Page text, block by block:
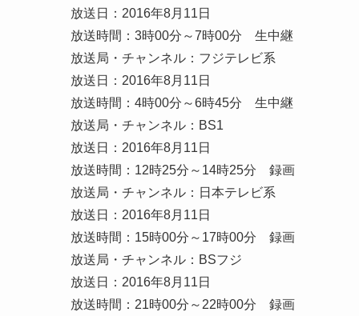
放送日：2016年8月11日
放送時間：3時00分～7時00分 生中継
放送局・チャンネル：フジテレビ系
放送日：2016年8月11日
放送時間：4時00分～6時45分 生中継
放送局・チャンネル：BS1
放送日：2016年8月11日
放送時間：12時25分～14時25分 録画
放送局・チャンネル：日本テレビ系
放送日：2016年8月11日
放送時間：15時00分～17時00分 録画
放送局・チャンネル：BSフジ
放送日：2016年8月11日
放送時間：21時00分～22時00分 録画